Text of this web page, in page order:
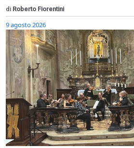
di Roberto Fiorentini
9 agosto 2026